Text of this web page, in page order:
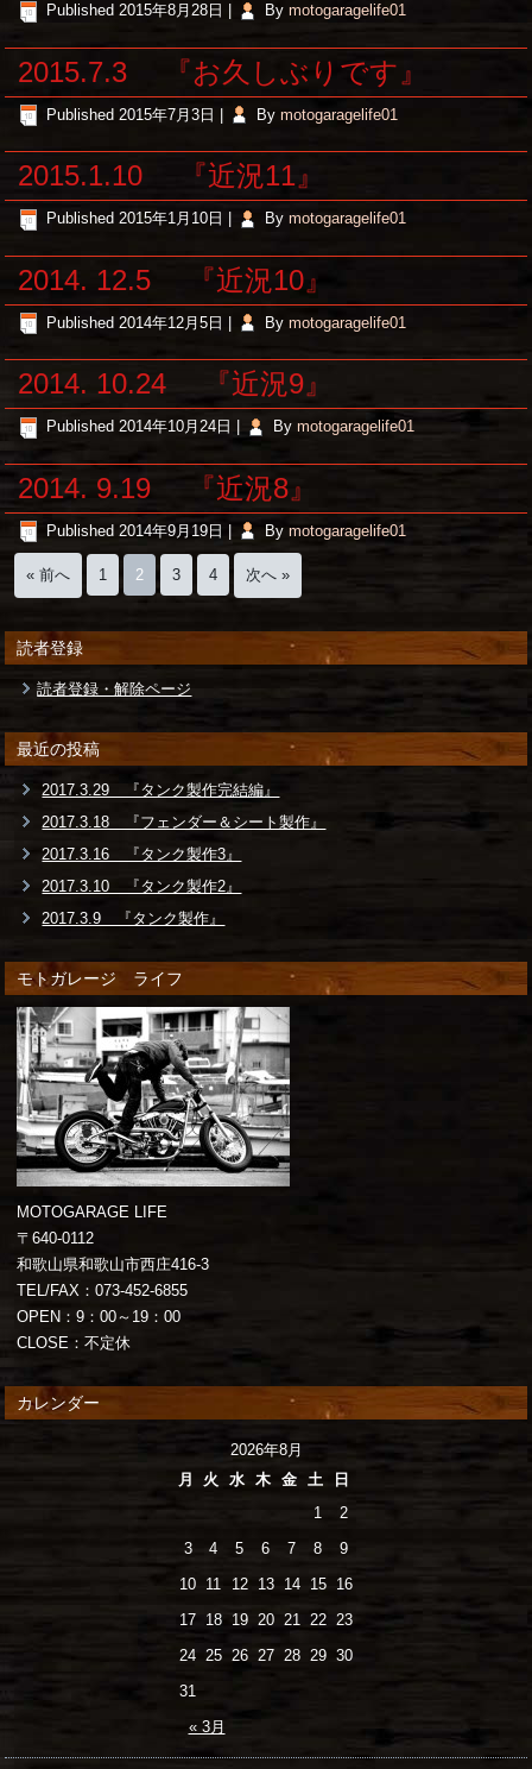
Published 2015年8月28日 By motogaragelife01
2015.7.3 『お久しぶりです』
Published 2015年7月3日 | By motogaragelife01
2015.1.10 『近況11』
Published 2015年1月10日 By motogaragelife01
2014. 12.5 『近況10』
Published 2014年12月5日 | By motogaragelife01
2014. 10.24 『近況9』
Published 2014年10月24日 By motogaragelife01
2014. 9.19 『近況8』
Published 2014年9月19日 By motogaragelife01
« 前へ 1 2 3 4 次へ »
読者登録
読者登録・解除ページ
最近の投稿
2017.3.29 『タンク製作完結編』
2017.3.18 『フェンダー＆シート製作』
2017.3.16 『タンク製作3』
2017.3.10 『タンク製作2』
2017.3.9 『タンク製作』
モトガレージ ライフ
MOTOGARAGE LIFE
〒640-0112
和歌山県和歌山市西庄416-3
TEL/FAX：073-452-6855
OPEN：9：00～19：00
CLOSE：不定休
カレンダー
2026年8月
月
火 水 木 金 土 日
« 3月
1
2
3
4 5 6 7 8
9
10 11 12 13 14 15
16
17 18 19 20 21 22
23
24 25 26 27 28 29 30
31